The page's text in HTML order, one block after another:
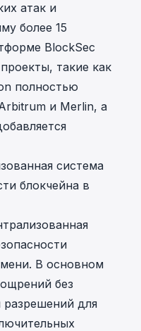
атак и
более 15
BlockSec
такие как
полностью
и Merlin, а
система
блокчейна в
В основном
без
разрешений для